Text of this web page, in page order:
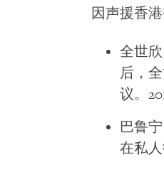
因声援香
全世
后，
议。
巴鲁
在私